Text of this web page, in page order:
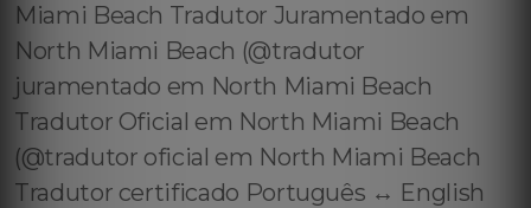
Miami Beach Tradutor Juramentado em
North Miami Beach (@tradutor
juramentado em North Miami Beach
Tradutor Oficial em North Miami Beach
(@tradutor oficial em North Miami Beach
Tradutor certificado Português ↔️ English